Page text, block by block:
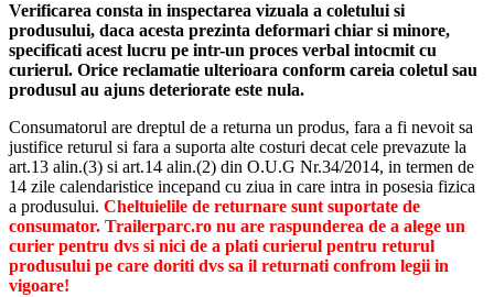
Verificarea consta in inspectarea vizuala a coletului si
produsului, daca acesta prezinta deformari chiar si minore,
specificati acest lucru pe intr-un proces verbal intocmit cu
curierul. Orice reclamatie ulterioara conform careia coletul sau
produsul au ajuns deteriorate este nula.
Consumatorul are dreptul de a returna un produs, fara a fi nevoit sa
justifice returul si fara a suporta alte costuri decat cele prevazute la
art.13 alin.(3) si art.14 alin.(2) din O.U.G Nr.34/2014, in termen de
14 zile calendaristice incepand cu ziua in care intra in posesia fizica
a produsului. Cheltuielile de returnare sunt suportate de
consumator. Trailerparc.ro nu are raspunderea de a alege un
curier pentru dvs si nici de a plati curierul pentru returul
produsului pe care doriti dvs sa il returnati confrom legii in
vigoare!